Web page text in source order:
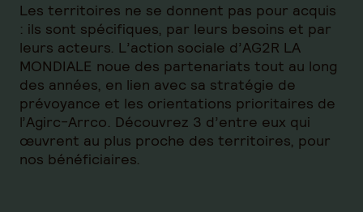
Les territoires ne se donnent pas pour acquis
: ils sont spécifiques, par leurs besoins et par
leurs acteurs. L’action sociale d’AG2R LA
MONDIALE noue des partenariats tout au long
des années, en lien avec sa stratégie de
prévoyance et les orientations prioritaires de
l’Agirc-Arrco. Découvrez 3 d’entre eux qui
œuvrent au plus proche des territoires, pour
nos bénéficiaires.